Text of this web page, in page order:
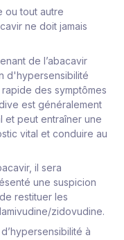
ou tout autre
ne doit jamais
de l’abacavir
d'hypersensibilité
des symptômes
est généralement
et peut entraîner une
vital et conduire au
il sera
une suspicion
restituer les
zidovudine.
à